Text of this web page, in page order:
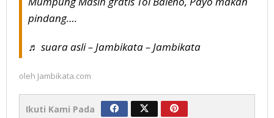
pindang….
♬ suara asli – Jambikata – Jambikata
oleh Jambikata.com
Ikuti Kami Pada